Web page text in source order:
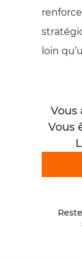
loin
Vous
Vous